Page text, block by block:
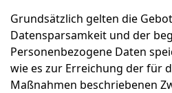
Grundsätzlich gelten die
Datensparsamkeit und der
Personenbezogene Daten
wie es zur Erreichung der für
Maßnahmen beschriebenen